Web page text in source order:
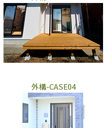
外構-CASE04